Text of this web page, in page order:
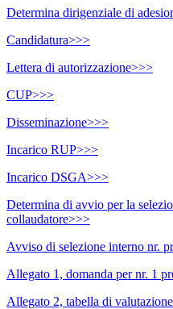
Determina dirigenziale di
Candidatura>>>
Lettera di autorizzazione>>>
CUP>>>
Disseminazione>>>
Incarico RUP>>>
Incarico DSGA>>>
Determina di avvio per la
collaudatore>>>
Avviso di selezione interno nr.
Allegato 1, domanda per nr. 1
Allegato 2, tabella di